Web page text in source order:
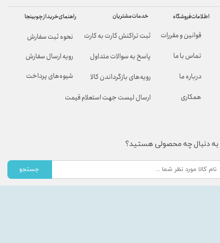
راهنمای خرید از چوبینجا
نحوه ثبت سفارش
رویه ارسال سفارش
شیوه‌های پرداخت
خدمات مشتریان
ثبت تراکنش کارت به کارت
پاسخ به سوالات متداول
رویه‌های بازگرداندن کالا
ارسال لیست جهت استعلام قیمت
اطلاعات فروشگاه
قوانین و مقررات
تماس با ما
درباره ما
همکاری
به دنبال چه محصولی هستید؟
جستجو